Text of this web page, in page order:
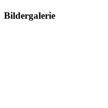
Bildergalerie